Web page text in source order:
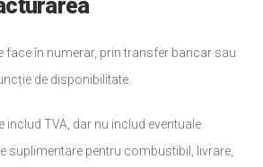
face în numerar, prin transfer bancar sau
de disponibilitate.
includ TVA, dar nu includ eventuale
suplimentare pentru combustibil, livrare,